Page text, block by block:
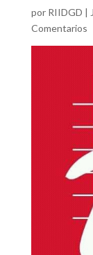
por RIIDGD |
Comentarios